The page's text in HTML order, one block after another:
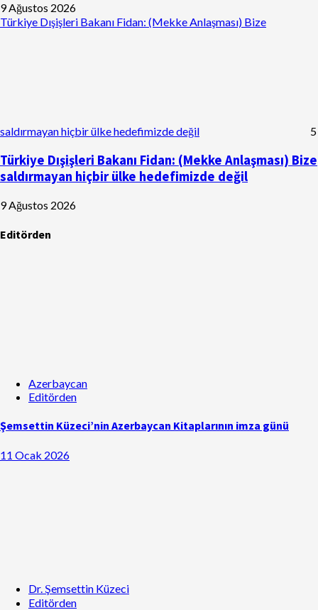
9 Ağustos 2026
Türkiye Dışişleri Bakanı Fidan: (Mekke Anlaşması) Bize
saldırmayan hiçbir ülke hedefimizde değil 5
Türkiye Dışişleri Bakanı Fidan: (Mekke Anlaşması) Bize
saldırmayan hiçbir ülke hedefimizde değil
9 Ağustos 2026
Editörden
Azerbaycan
Editörden
Şemsettin Küzeci’nin Azerbaycan Kitaplarının imza günü
11 Ocak 2026
Dr. Şemsettin Küzeci
Editörden